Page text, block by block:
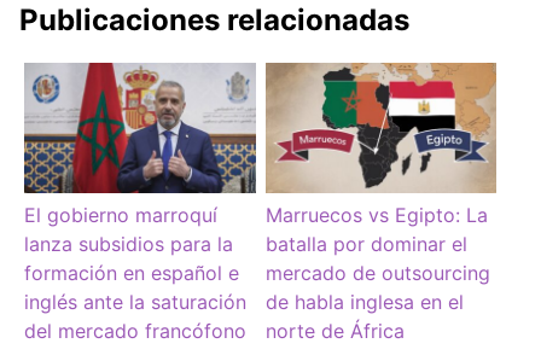
Publicaciones relacionadas
El gobierno marroquí
lanza subsidios para la
formación en español e
inglés ante la saturación
del mercado francófono
Marruecos vs Egipto: La
batalla por dominar el
mercado de outsourcing
de habla inglesa en el
norte de África